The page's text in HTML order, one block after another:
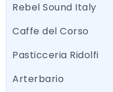
Rebel Sound Italy
Caffe del Corso
Pasticceria Ridolfi
Arterbario